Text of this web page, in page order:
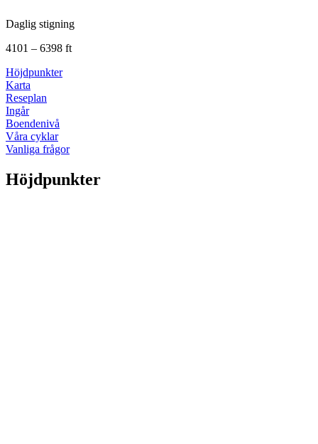
Daglig stigning
4101 – 6398 ft
Höjdpunkter
Karta
Reseplan
Ingår
Boendenivå
Våra cyklar
Vanliga frågor
Höjdpunkter